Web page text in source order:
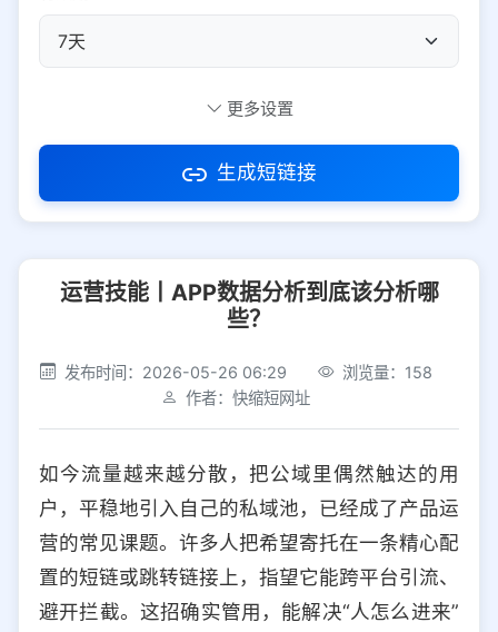
访问密码
社交平台 电商平台
选择防红平台类型，避免链接被拦截
平台设置
iOS Android PC 其他
选择允许访问的平台类型
更多设置
生成短链接
运营技能丨APP数据分析到底该分析哪
些？
发布时间：2026-05-26 06:29
浏览量：158
作者：快缩短网址
如今流量越来越分散，把公域里偶然触达的用
户，平稳地引入自己的私域池，已经成了产品运
营的常见课题。许多人把希望寄托在一条精心配
置的短链或跳转链接上，指望它能跨平台引流、
避开拦截。这招确实管用，能解决“人怎么进来”